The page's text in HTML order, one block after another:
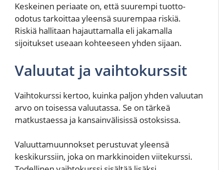
Keskeinen periaate on, että suurempi tuotto-
odotus tarkoittaa yleensä suurempaa riskiä.
Riskiä hallitaan hajauttamalla eli jakamalla
sijoitukset useaan kohteeseen yhden sijaan.
Valuutat ja vaihtokurssit
Vaihtokurssi kertoo, kuinka paljon yhden valuutan
arvo on toisessa valuutassa. Se on tärkeä
matkustaessa ja kansainvälisissä ostoksissa.
Valuuttamuunnokset perustuvat yleensä
keskikurssiin, joka on markkinoiden viitekurssi.